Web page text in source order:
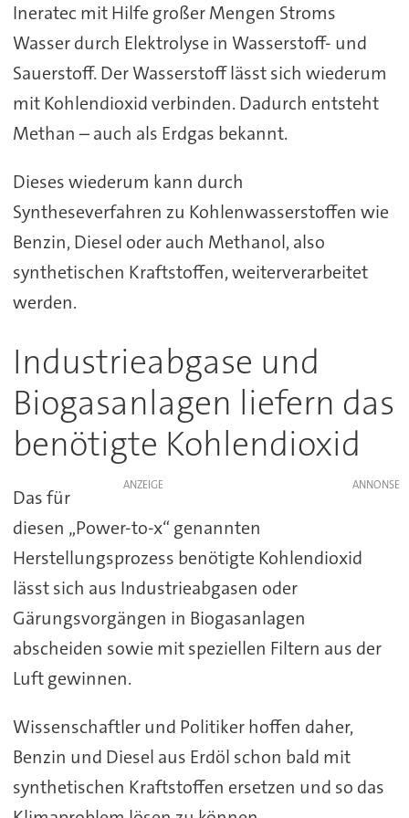
Ineratec mit Hilfe großer Mengen Stroms
Wasser durch Elektrolyse in Wasserstoff- und
Sauerstoff. Der Wasserstoff lässt sich wiederum
mit Kohlendioxid verbinden. Dadurch entsteht
Methan – auch als Erdgas bekannt.
Dieses wiederum kann durch
Syntheseverfahren zu Kohlenwasserstoffen wie
Benzin, Diesel oder auch Methanol, also
synthetischen Kraftstoffen, weiterverarbeitet
werden.
Industrieabgase und
Biogasanlagen liefern das
benötigte Kohlendioxid
ANZEIGE
Das für
diesen „Power-to-x“ genannten
Herstellungsprozess benötigte Kohlendioxid
lässt sich aus Industrieabgasen oder
Gärungsvorgängen in Biogasanlagen
abscheiden sowie mit speziellen Filtern aus der
Luft gewinnen.
Wissenschaftler und Politiker hoffen daher,
Benzin und Diesel aus Erdöl schon bald mit
synthetischen Kraftstoffen ersetzen und so das